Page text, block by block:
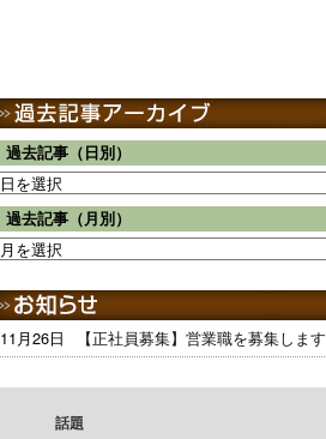
過去記事（日別）
過去記事（月別）
11月26日 【正社員募集】営業職を募集します
話題